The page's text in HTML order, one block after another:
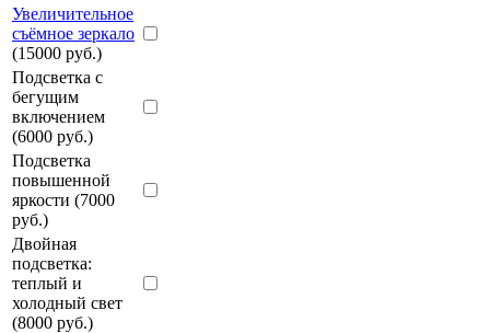
Увеличительное
съёмное зеркало
(15000 руб.)
Подсветка с
бегущим
включением
(6000 руб.)
Подсветка
повышенной
яркости (7000
руб.)
Двойная
подсветка:
теплый и
холодный свет
(8000 руб.)